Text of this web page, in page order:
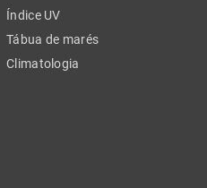
Índice UV
Tábua de marés
Climatologia